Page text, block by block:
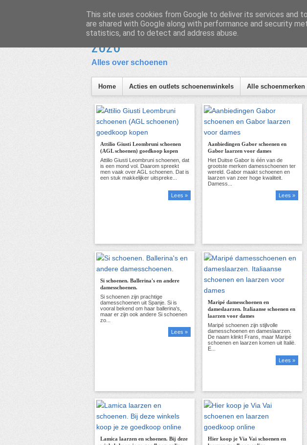
Homepage Inhoud
Schoen en Laars
2026
Alles over schoenen
Informatie, tips en
Home Acties en outlets schoenenwinkels Alle schoenmerken
Attilio Giusti Leombruni schoenen
(AGL schoenen) goedkoop kopen
Lees »
Aanbiedingen Gabor schoenen en
Gabor laarzen voor dames
Lees »
Si schoenen. Ballerina's en andere
damesschoenen.
Lees »
Maripé damesschoenen en
dameslaarzen. Italiaanse schoenen en
laarzen voor dames
Lees »
Lamica laarzen en schoenen. Bij deze
Hier koop je Via Vai schoenen en
This site uses cookies from Google to deliver its services and
are shared with Google along with performance and security
statistics, and to detect and address abuse.